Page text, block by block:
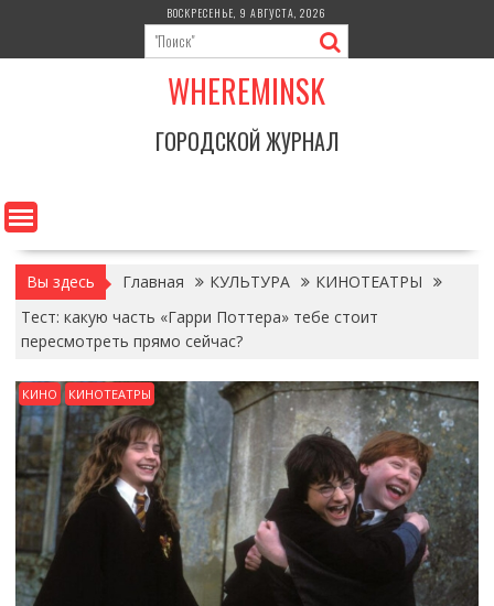
содержимому
ВОСКРЕСЕНЬЕ, 9 АВГУСТА, 2026
WHEREMINSK
ГОРОДСКОЙ ЖУРНАЛ
Вы здесь Главная КУЛЬТУРА
КИНОТЕАТРЫ
Тест: какую часть «Гарри Поттера» тебе стоит
пересмотреть прямо сейчас?
КИНО КИНОТЕАТРЫ